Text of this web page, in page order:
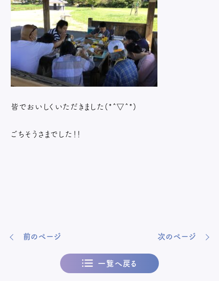
皆でおいしくいただきました(*^▽^*)
ごちそうさまでした！！
前のページ 次のページ
一覧へ戻る